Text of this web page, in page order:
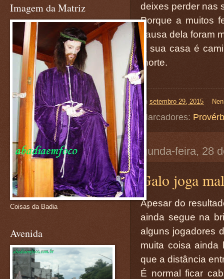
deixes perder nas
Porque a muitos
causa dela foram
A sua casa é
morte.
on setembro 29, 2015
Marcadores:
segunda-feira, 28
Galo joga
Apesar do
ainda segue na
alguns jogadores
muita coisa ainda
que a distância
É normal ficar
Imagem da Matriz
Coisas da Badia
Avenida